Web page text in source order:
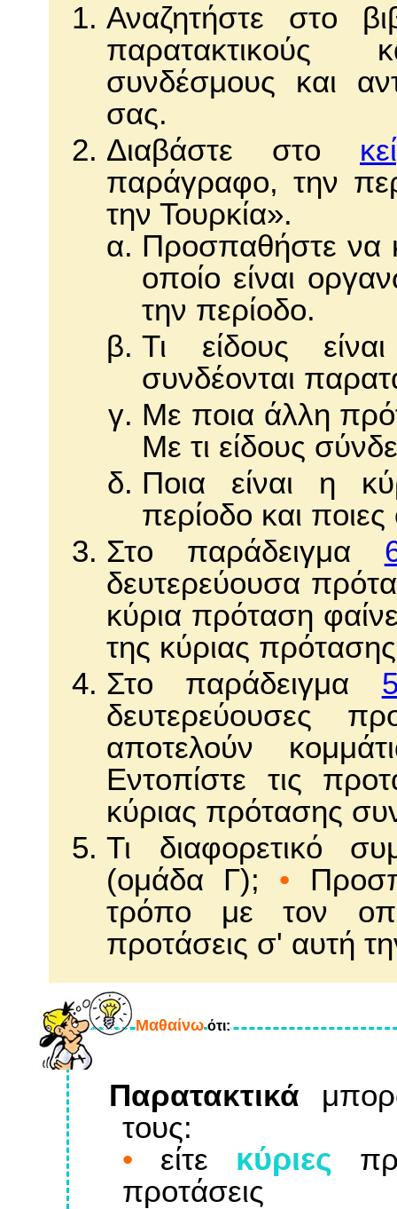
Αναζητήστε στο
παρατακτικούς
συνδέσμους και
σας.
Διαβάστε στο
παράγραφο, την
την Τουρκία».
Προσπαθήστε να
οποίο είναι
την περίοδο.
Τι είδους
συνδέονται
Με ποια άλλη
Με τι είδους
Ποια είναι η
περίοδο και
Στο παράδειγμα
δευτερεύουσα
κύρια πρόταση
της κύριας
Στο παράδειγμα
δευτερεύουσες
αποτελούν
Eντοπίστε τις
κύριας πρότασης
Τι διαφορετικό
(ομάδα Γ); •
τρόπο με τον
προτάσεις σ' αυτή
Mαθαίνω ότι:
Παρατακτικά
τους:
• είτε κύριες
προτάσεις